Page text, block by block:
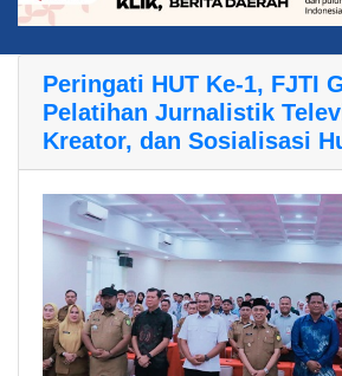
Peringati HUT Ke-1, FJTI
Pelatihan Jurnalistik
Kreator, dan Sosialisasi